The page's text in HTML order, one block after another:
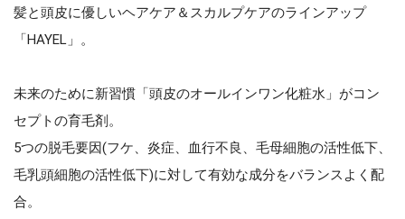
髪と頭皮に優しいヘアケア＆スカルプケアのラインアップ
「HAYEL」。
未来のために新習慣「頭皮のオールインワン化粧水」がコン
セプトの育毛剤。
5つの脱毛要因(フケ、炎症、血行不良、毛母細胞の活性低下、
毛乳頭細胞の活性低下)に対して有効な成分をバランスよく配
合。